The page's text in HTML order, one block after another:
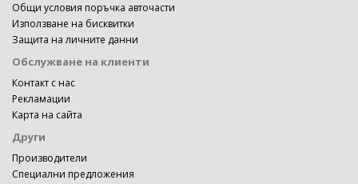
Общи условия поръчка авточасти
Използване на бисквитки
Защита на личните данни
Обслужване на клиенти
Контакт с нас
Рекламации
Карта на сайта
Други
Производители
Специални предложения